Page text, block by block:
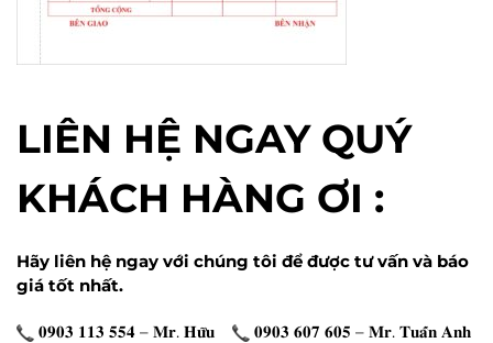
LIÊN HỆ NGAY QUÝ
KHÁCH HÀNG ƠI :
Hãy liên hệ ngay với chúng tôi để được tư vấn và báo
giá tốt nhất.
𝟎𝟗𝟎𝟑 𝟏𝟏𝟑 𝟓𝟓𝟒 – 𝐌𝐫. 𝐇𝐮̛̃𝐮
𝟎𝟗𝟎𝟑 𝟔𝟎𝟕 𝟔𝟎𝟓 – 𝐌𝐫. 𝐓𝐮𝐚̂́𝐧 𝐀𝐧𝐡